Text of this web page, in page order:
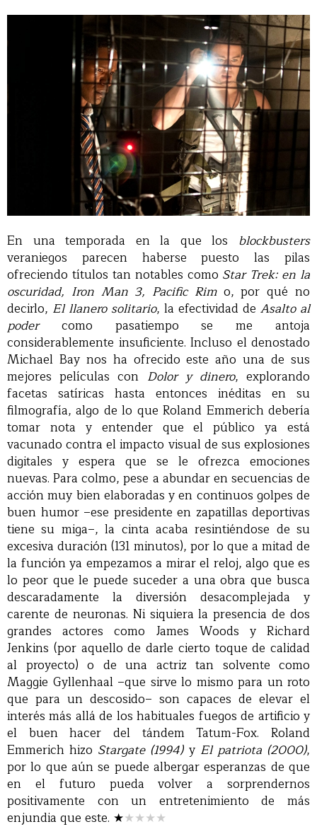
En una temporada en la que los blockbusters
veraniegos parecen haberse puesto las pilas
ofreciendo títulos tan notables como Star Trek: en la
oscuridad, Iron Man 3, Pacific Rimo, por qué no
decirlo, El llanero solitario, la efectividad de Asalto al
podercomo pasatiempo se me antoja
considerablemente insuficiente. Incluso el denostado
Michael Bay nos ha ofrecido este año una de sus
mejores películas con Dolor y dinero, explorando
facetas satíricas hasta entonces inéditas en su
filmografía, algo de lo que Roland Emmerich debería
tomar nota y entender que el público ya está
vacunado contra el impacto visual de sus explosiones
digitales y espera que se le ofrezca emociones
nuevas. Para colmo, pese a abundar en secuencias de
acción muy bien elaboradas y en continuos golpes de
buen humor –ese presidente en zapatillas deportivas
tiene su miga–, la cinta acaba resintiéndose de su
excesiva duración (131 minutos), por lo que a mitad de
la función ya empezamos a mirar el reloj, algo que es
lo peor que le puede suceder a una obra que busca
descaradamente la diversión desacomplejada y
carente de neuronas. Ni siquiera la presencia de dos
grandes actores como James Woods y Richard
Jenkins (por aquello de darle cierto toque de calidad
al proyecto) o de una actriz tan solvente como
Maggie Gyllenhaal –que sirve lo mismo para un roto
que para un descosido– son capaces de elevar el
interés más allá de los habituales fuegos de artificio y
el buen hacer del tándem Tatum-Fox. Roland
Emmerich hizo Stargate (1994) yEl patriota (2000),
por lo que aún se puede albergar esperanzas de que
en el futuro pueda volver a sorprendernos
positivamente con un entretenimiento de más
enjundia que este. ★★★★★